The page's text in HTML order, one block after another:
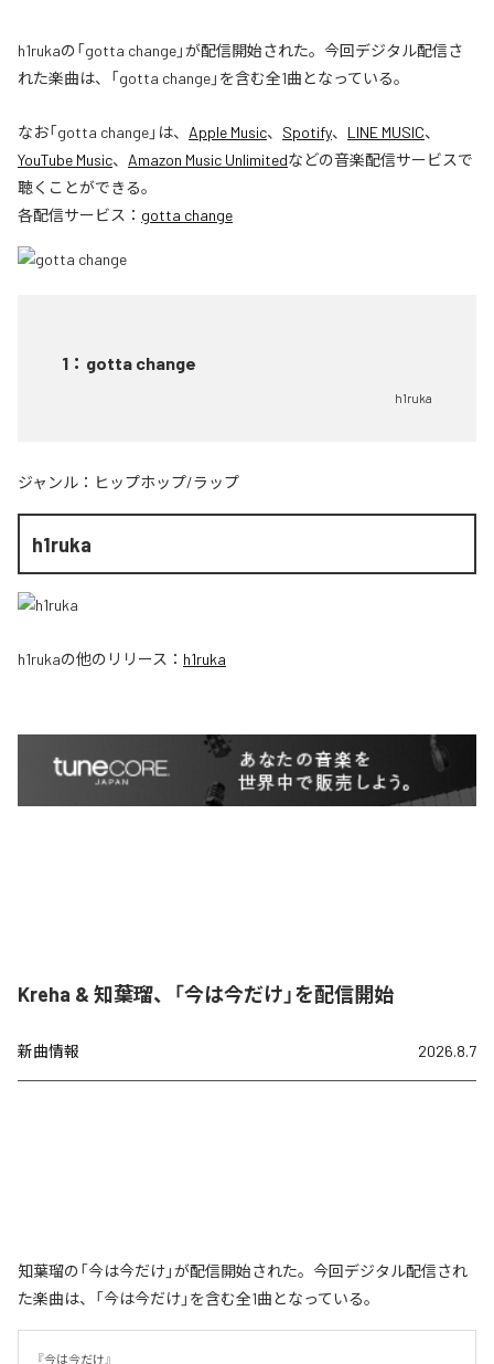
h1rukaの「gotta change」が配信開始された。今回デジタル配信さ
れた楽曲は、「gotta change」を含む全1曲となっている。
なお「gotta change」は、 Apple Music、 Spotify、 LINE MUSIC、
YouTube Music、 Amazon Music Unlimitedなどの音楽配信サービスで
聴くことができる。
各配信サービス： gotta change
1 ： gotta change
h1ruka
ジャンル： ヒップホップ/ラップ
h1ruka
h1rukaの他のリリース： h1ruka
Kreha & 知葉瑠、「今は今だけ」を配信開始
新曲情報 2026.8.7
知葉瑠の「今は今だけ」が配信開始された。今回デジタル配信され
た楽曲は、「今は今だけ」を含む全1曲となっている。
『今は今だけ』